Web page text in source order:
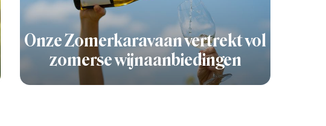
Onze Zomerkaravaan vertrekt vol
zomerse wijnaanbiedingen